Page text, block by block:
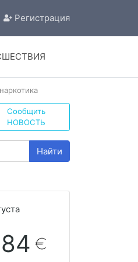
Регистрация
Сообщить
НОВОСТЬ
Найти